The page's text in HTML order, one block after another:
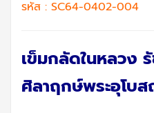
รหัส : SC64-0402-004
เข็มกลัดในหลวง
ศิลาฤกษ์พระอุโบ